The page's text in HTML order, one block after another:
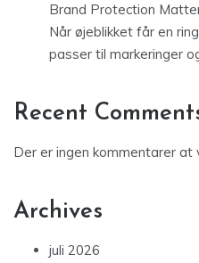
Brand Protection
Når øjeblikket får en
passer til markeringer
Recent
Der er ingen kommentarer at
Archives
juli 2026